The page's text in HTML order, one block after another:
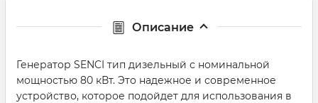
Описание
Генератор SENCI тип дизельный с номинальной
мощностью 80 кВт. Это надежное и современное
устройство, которое подойдет для использования в